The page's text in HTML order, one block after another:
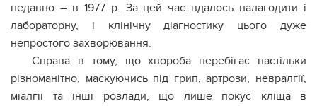
недавно – в 1977 р. За цей час вдалось налагодити і
лабораторну, і клінічну діагностику цього дуже
непростого захворювання.
Справа в тому, що хвороба перебігає настільки
різноманітно, маскуючись під грип, артрози, невралгії,
міалгії та інші розлади, що лише покус кліща в